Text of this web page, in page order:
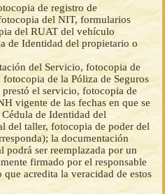
de registro de
del NIT, formularios
del RUAT del vehículo
de Identidad del propietario o
del Servicio, fotocopia de
de la Póliza de Seguros
prestó el servicio, fotocopia de
vigente de las fechas en que se
de Identidad del
del taller, fotocopia de poder del
la documentación
podrá ser reemplazada por un
firmado por el responsable
acredita la veracidad de estos